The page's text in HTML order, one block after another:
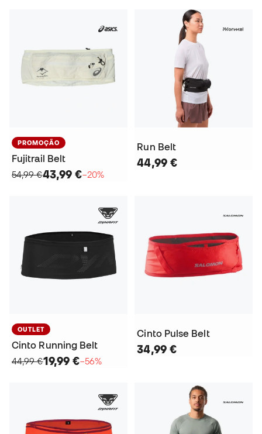
PROMOÇÃO
Fujitrail Belt
54,99 €43,99 €−20%
Run Belt
44,99 €
OUTLET
Cinto Running Belt
44,99 €19,99 €−56%
Cinto Pulse Belt
34,99 €